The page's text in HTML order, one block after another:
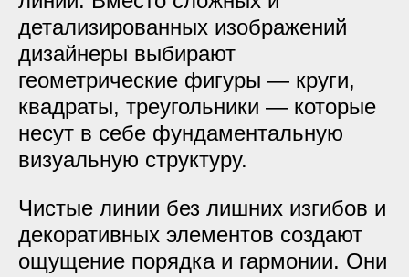
детализированных изображений
дизайнеры выбирают
геометрические фигуры — круги,
квадраты, треугольники — которые
несут в себе фундаментальную
визуальную структуру.
Чистые линии без лишних изгибов и
декоративных элементов создают
ощущение порядка и гармонии. Они